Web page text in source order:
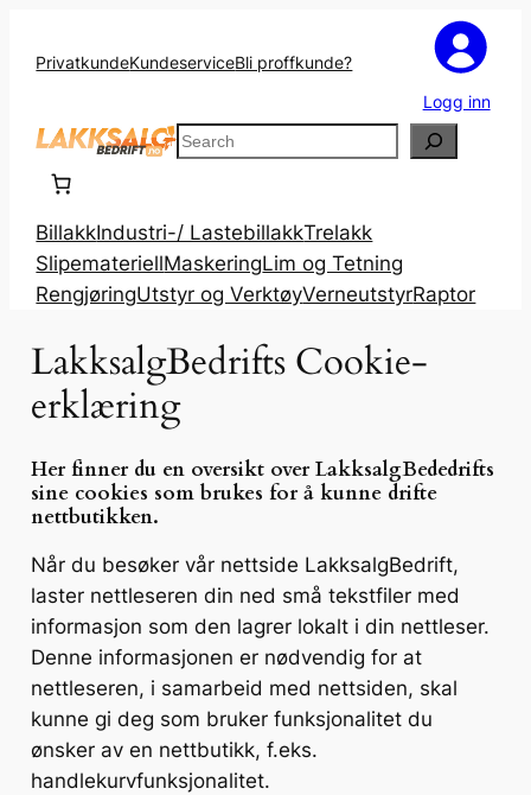
PrivatkundeKundeserviceBli proffkunde?
Logg inn
Search
BillakkIndustri-/ LastebillakkTrelakk
SlipemateriellMaskeringLim og Tetning
RengjøringUtstyr og VerktøyVerneutstyrRaptor
LakksalgBedrifts Cookie-
erklæring
Her finner du en oversikt over LakksalgBededrifts
sine cookies som brukes for å kunne drifte
nettbutikken.
Når du besøker vår nettside LakksalgBedrift,
laster nettleseren din ned små tekstfiler med
informasjon som den lagrer lokalt i din nettleser.
Denne informasjonen er nødvendig for at
nettleseren, i samarbeid med nettsiden, skal
kunne gi deg som bruker funksjonalitet du
ønsker av en nettbutikk, f.eks.
handlekurvfunksjonalitet.